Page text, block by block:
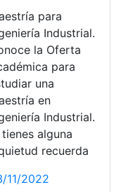
para
Industrial.
la Oferta
para
una
en
Industrial.
tienes alguna
recuerda
11/2022